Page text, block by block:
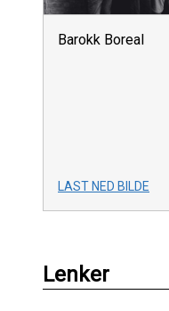
Barokk Boreal
LAST NED BILDE
Lenker